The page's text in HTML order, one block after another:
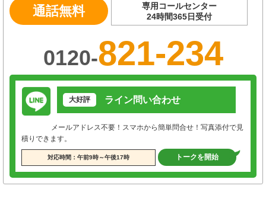
通話無料
専用コールセンター
24時間365日受付
0120-821-234
大好評 ライン問い合わせ
メールアドレス不要！スマホから簡単問合せ！写真添付で見
積りできます。
対応時間：午前9時～午後17時 トークを開始